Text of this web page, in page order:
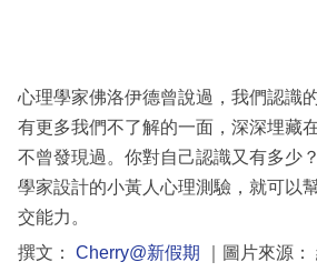
區
心理學家佛洛伊德曾說過，我們認識
有更多我們不了解的一面，深深埋藏
不曾發現過。你對自己認識又有多少
學家設計的小黃人心理測驗，就可以
交能力。
撰文： Cherry@新假期
｜圖片來源：